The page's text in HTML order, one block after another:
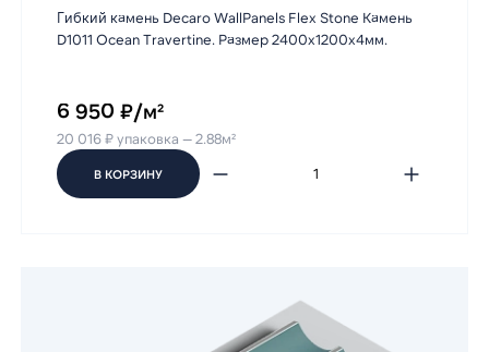
Гибкий камень Decaro WallPanels Flex Stone Камень
D1011 Ocean Travertine. Размер 2400х1200х4мм.
6 950 ₽/м²
20 016 ₽ упаковка — 2.88м²
В КОРЗИНУ